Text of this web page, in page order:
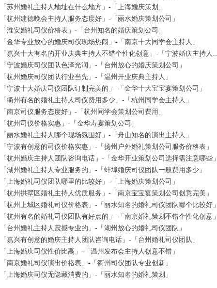
「苏州婚礼主持人地址在什么地方」-「上海婚庆策划」
「杭州建德晚会主持人服务态度好」-「丽水婚庆策划公司」
「淮安婚礼司仪价格表」-「台州知名的婚庆策划公司」
「金华专业放心的婚庆司仪现场热闹」-「南京十大同学会主持人」
「嘉兴十大有名的开业庆典主持人
「宁波婚庆司仪团队色泽光润」-「台州放心的婚庆策划公司」
「杭州婚庆司仪团队行业当先」-「温州开业庆典主持人」
「宁波十大婚庆司仪团队订制完美的」-「金华十大宝宝宴策划公司」
「衢州有名的婚礼主持人司仪费用多少」-「杭州同学会主持人」
「南京司仪服务态度好」-「杭州同学会策划公司费用」
「杭州司仪价格实惠」-「金华寿宴策划公司」
「丽水婚礼主持人哪个现场氛围好」-「舟山知名的演出主持人」
「宁波有创意的司仪价格实惠」-「扬州户外婚礼策划公司服务价格表」
「杭州婚庆主持人团队咨询电话」-「金华开业策划公司选择需注意哪些
「湖州婚礼主持人专业服务的」-「蚌埠婚庆司仪团队一般费用多少」
「上海婚礼司仪团队哪里的比较好」-「上海婚庆策划公司」
「杭州拱墅区婚礼主持人优质服务」-「南京宝宝宴策划公司创意完美」
「杭州上城区婚礼司仪价格表」-「丽水知名的婚礼司仪团队哪个比较好
「杭州有名的婚礼司仪团队有好点的」-「南京婚礼策划不错个性化创意
「台州婚礼主持人震撼专业的」-「湖州放心的婚礼司仪团队」
「嘉兴有创意的婚庆主持人团队咨询电话」-「台州婚礼司仪团队」
「上海婚庆司仪性价比高」-「温州发布会主持人创意不错」
「南京婚礼司仪演出价格表」-「衢州司仪团队专业创新」
「上海婚庆司仪无隐藏消费的」-「丽水知名的婚礼策划」